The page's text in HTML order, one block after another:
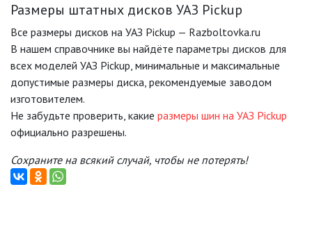
Размеры штатных дисков УАЗ Pickup
Все размеры дисков на УАЗ Pickup — Razboltovka.ru
В нашем справочнике вы найдёте параметры дисков для
всех моделей УАЗ Pickup, минимальные и максимальные
допустимые размеры диска, рекомендуемые заводом
изготовителем.
Не забудьте проверить, какие размеры шин на УАЗ Pickup
официально разрешены.
Сохраните на всякий случай, чтобы не потерять!